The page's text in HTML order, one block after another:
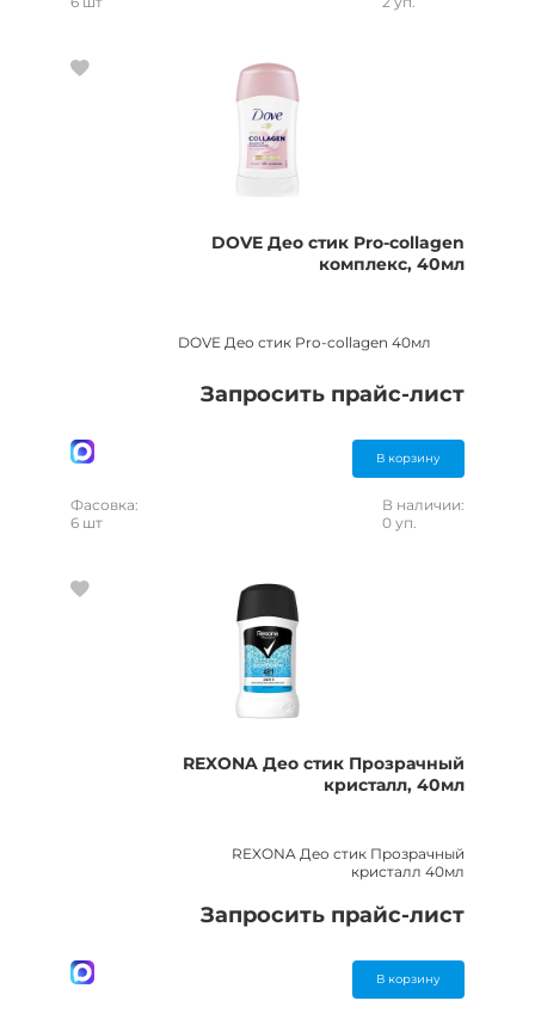
DOVE Део стик Pro-collagen
комплекс, 40мл
DOVE Део стик Pro-collagen 40мл
Запросить прайс-лист
В корзину
Фасовка:
6 шт
В наличии:
0 уп.
REXONA Део стик Прозрачный
кристалл, 40мл
REXONA Део стик Прозрачный
кристалл 40мл
Запросить прайс-лист
В корзину